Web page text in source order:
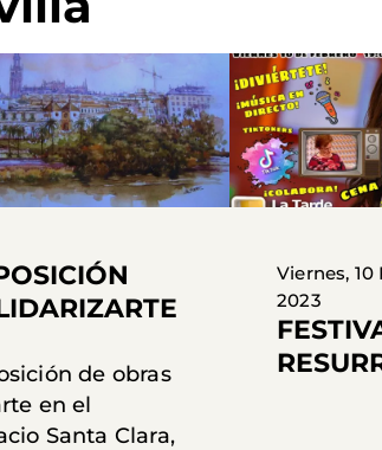
de obras
en el
Santa Clara,
Viernes, 10
2023